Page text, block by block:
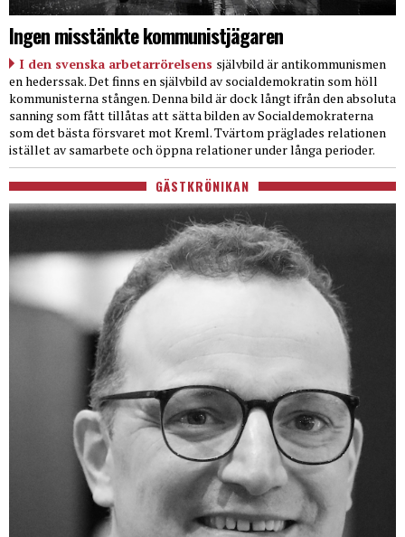
Ingen misstänkte kommunistjägaren
I den svenska arbetarrörelsens självbild är antikommunismen
en hederssak. Det finns en självbild av socialdemokratin som höll
kommunisterna stången. Denna bild är dock långt ifrån den absoluta
sanning som fått tillåtas att sätta bilden av Socialdemokraterna
som det bästa försvaret mot Kreml. Tvärtom präglades relationen
istället av samarbete och öppna relationer under långa perioder.
GÄSTKRÖNIKAN